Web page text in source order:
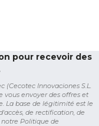
pour recevoir des
(Cecotec Innovaciones S.L.
vous envoyer des offres et
La base de légitimité est le
de rectification, de
Politique de